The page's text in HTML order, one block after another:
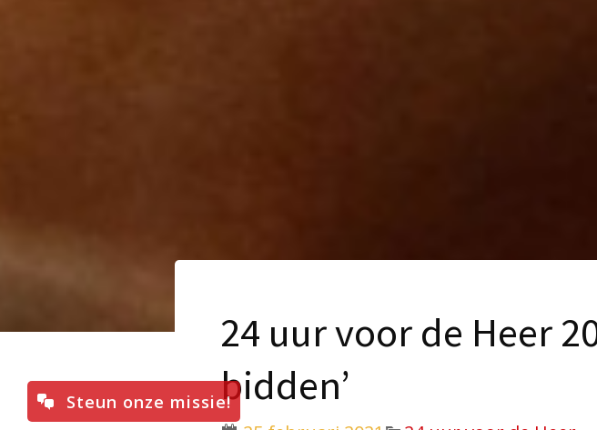
24 uur voor de Heer
bidden’
Steun onze missie!